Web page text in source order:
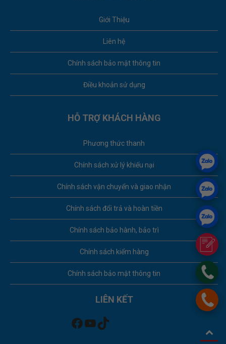
Giới Thiệu
Liên hệ
Chính sách bảo mật thông tin
Điều khoản sử dụng
HỖ TRỢ KHÁCH HÀNG
Phương thức thanh
Chính sách xử lý khiếu nại
Chính sách vận chuyển và giao nhận
Chính sách đổi trả và hoàn tiền
Chính sách bảo hành, bảo trì
Chính sách kiểm hàng
Chính sách bảo mật thông tin
LIÊN KẾT
Facebook
Youtube
TikTok